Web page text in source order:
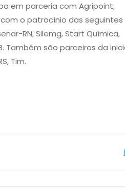
em parceria com Agripoint,
o patrocínio das seguintes
RN, Silemg, Start Química,
Também são parceiros da
Tim.